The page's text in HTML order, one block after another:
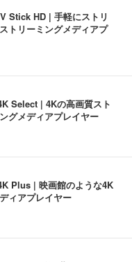
Stick HD | 手軽にストリ
トリーミングメディアプ
Select | 4Kの高画質スト
グメディアプレイヤー
Plus | 映画館のような4K
ィアプレイヤー